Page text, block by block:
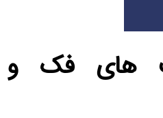
های فک و